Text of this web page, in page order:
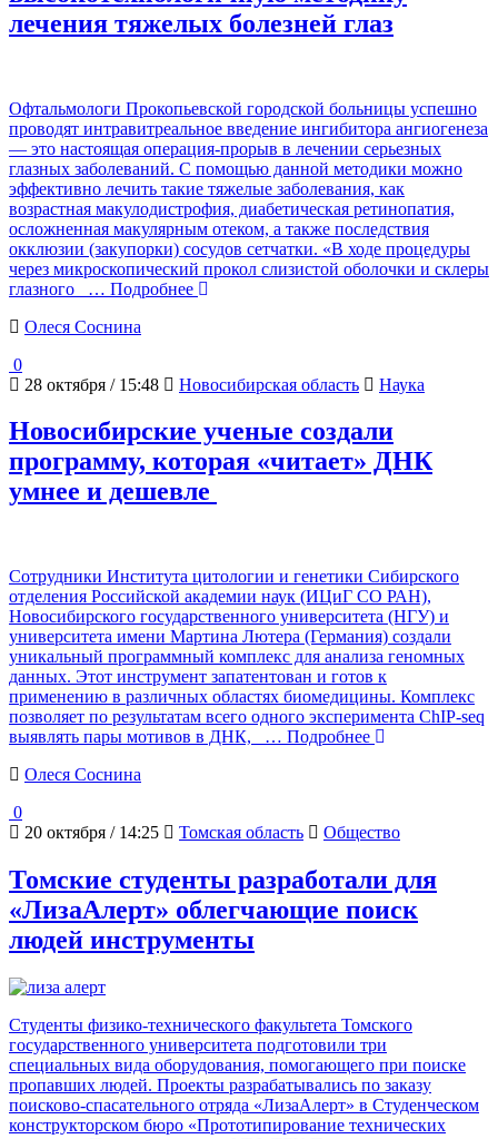
лечения тяжелых болезней глаз
Офтальмологи Прокопьевской городской больницы успешно
проводят интравитреальное введение ингибитора ангиогенеза
— это настоящая операция-прорыв в лечении серьезных
глазных заболеваний. С помощью данной методики можно
эффективно лечить такие тяжелые заболевания, как
возрастная макулодистрофия, диабетическая ретинопатия,
осложненная макулярным отеком, а также последствия
окклюзии (закупорки) сосудов сетчатки. «В ходе процедуры
через микроскопический прокол слизистой оболочки и склеры
глазного
… Подробнее
Олеся Соснина
0
28 октября / 15:48
Новосибирская область Наука
Новосибирские ученые создали
программу, которая «читает» ДНК
умнее и дешевле
Сотрудники Института цитологии и генетики Сибирского
отделения Российской академии наук (ИЦиГ СО РАН),
Новосибирского государственного университета (НГУ) и
университета имени Мартина Лютера (Германия) создали
уникальный программный комплекс для анализа геномных
данных. Этот инструмент запатентован и готов к
применению в различных областях биомедицины. Комплекс
позволяет по результатам всего одного эксперимента ChIP-seq
выявлять пары мотивов в ДНК,
… Подробнее
Олеся Соснина
0
20 октября / 14:25
Томская область Общество
Томские студенты разработали для
«ЛизаАлерт» облегчающие поиск
людей инструменты
Студенты физико-технического факультета Томского
государственного университета подготовили три
специальных вида оборудования, помогающего при поиске
пропавших людей. Проекты разрабатывались по заказу
поисково-спасательного отряда «ЛизаАлерт» в Студенческом
конструкторском бюро «Прототипирование технических